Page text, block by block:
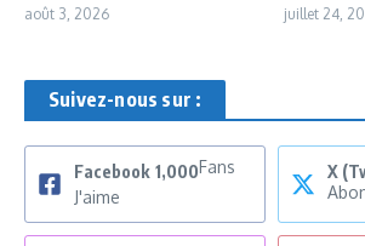
août 3, 2026 juillet 24,
Suivez-nous sur :
Facebook 1,000Fans
J'aime
X